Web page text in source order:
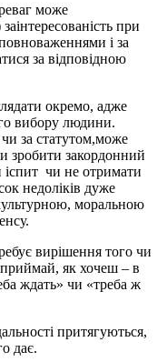
може
при
і за
за відповідною
окремо, адже
вибору людини.
чи за статутом,може
зробити закордонний
іспит чи не отримати
недоліків дуже
моральною
вирішення того чи
як хочеш – в
ждать» чи «треба ж
притягуються,
дає.